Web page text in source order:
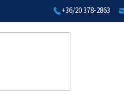
+36/20 378-2863